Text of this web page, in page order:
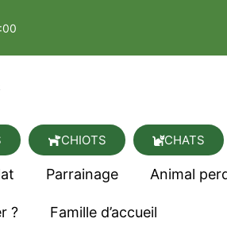
CHIOTS CHATS
Parrainage Animal
? Famille d’accueil